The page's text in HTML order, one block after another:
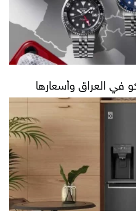
في العراق وأسعارها